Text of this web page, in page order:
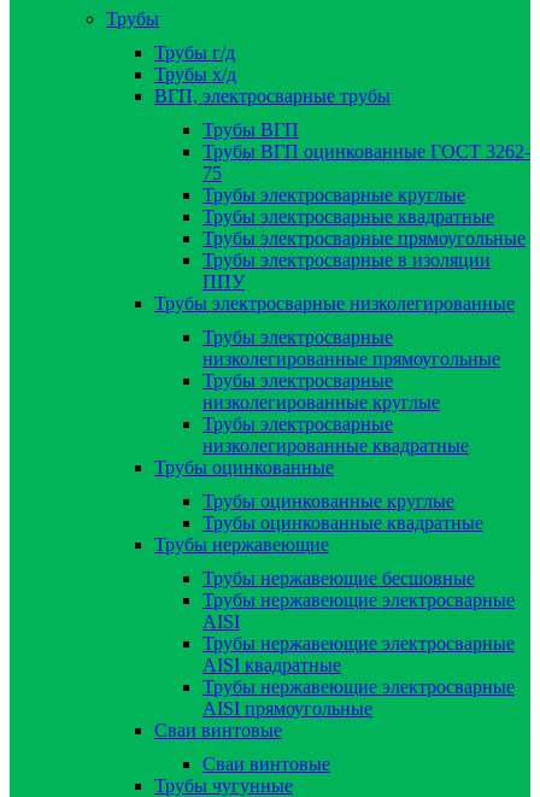
Трубы
Трубы г/д
Трубы х/д
ВГП, электросварные трубы
Трубы ВГП
Трубы ВГП оцинкованные ГОСТ 3262-
75
Трубы электросварные круглые
Трубы электросварные квадратные
Трубы электросварные прямоугольные
Трубы электросварные в изоляции
ППУ
Трубы электросварные низколегированные
Трубы электросварные
низколегированные прямоугольные
Трубы электросварные
низколегированные круглые
Трубы электросварные
низколегированные квадратные
Трубы оцинкованные
Трубы оцинкованные круглые
Трубы оцинкованные квадратные
Трубы нержавеющие
Трубы нержавеющие бесшовные
Трубы нержавеющие электросварные
AISI
Трубы нержавеющие электросварные
AISI квадратные
Трубы нержавеющие электросварные
AISI прямоугольные
Сваи винтовые
Сваи винтовые
Трубы чугунные